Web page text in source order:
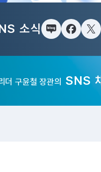
소식 블로그페이스북
트
더 구윤철 장관의 SNS